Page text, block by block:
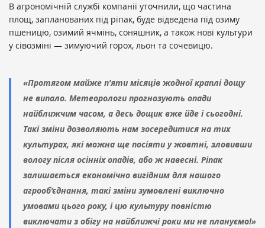
В агрономічній службі компанії уточнили, що частина
площ, запланованих під ріпак, буде відведена під озиму
пшеницю, озимий ячмінь, соняшник, а також нові культури
у сівозміні — зимуючий горох, льон та сочевицю.
«Протягом майже п’яти місяців жодної краплі дощу
не випало. Метеорологи прогнозують опади
найближчим часом, а десь дощик вже йде і сьогодні.
Такі зміни дозволяють нам зосередитися на тих
культурах, які можна ще посіяти у жовтні, зловивши
вологу після осінніх опадів, або ж навесні. Ріпак
залишається економічно вигідним для нашого
агрооб’єднання, такі зміни зумовлені виключно
умовами цього року, і цю культуру повністю
виключати з обігу на найближчі роки ми не плануємо!»